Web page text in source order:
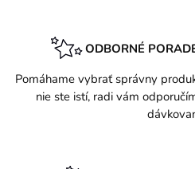
ODBORNÉ
Pomáhame vybrať správny
nie ste istí, radi vám